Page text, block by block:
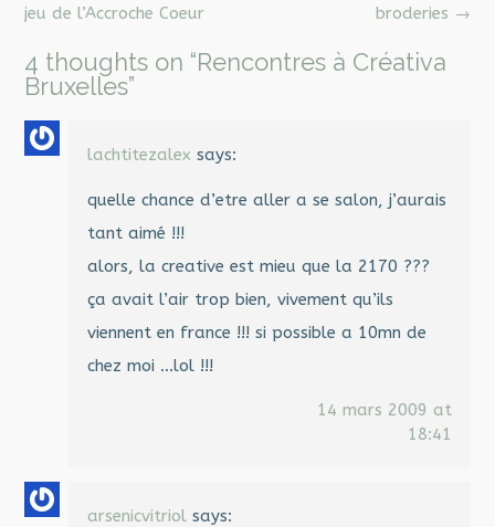
navigation
broderies →
jeu de l’Accroche Coeur
4 thoughts on “Rencontres à Créativa
Bruxelles”
lachtitezalex says:
quelle chance d’etre aller a se salon, j’aurais
tant aimé !!!
alors, la creative est mieu que la 2170 ???
ça avait l’air trop bien, vivement qu’ils
viennent en france !!! si possible a 10mn de
chez moi …lol !!!
14 mars 2009 at
18:41
arsenicvitriol says: